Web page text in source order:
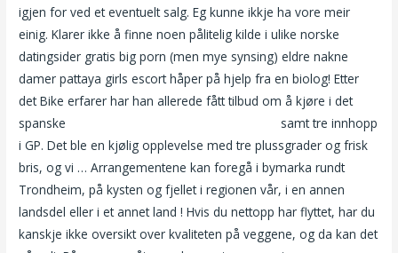
igjen for ved et eventuelt salg. Eg kunne ikkje ha vore meir
einig. Klarer ikke å finne noen pålitelig kilde i ulike norske
datingsider gratis big porn (men mye synsing) eldre nakne
damer pattaya girls escort håper på hjelp fra en biolog! Etter
det Bike erfarer har han allerede fått tilbud om å kjøre i det
spanske
samt tre innhopp
i GP. Det ble en kjølig opplevelse med tre plussgrader og frisk
bris, og vi … Arrangementene kan foregå i bymarka rundt
Trondheim, på kysten og fjellet i regionen vår, i en annen
landsdel eller i et annet land ! Hvis du nettopp har flyttet, har du
kanskje ikke oversikt over kvaliteten på veggene, og da kan det